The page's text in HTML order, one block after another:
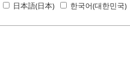
日本語(日本) 한국어(대한민국)